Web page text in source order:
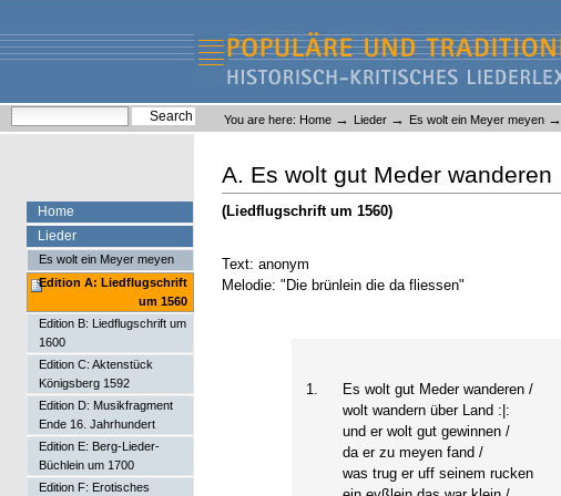
content.
navigation
Liederlexikon
Personal
tools
You are here: Home → Lieder → Es wolt ein Meyer meyen →
A. Es wolt gut Meder wanderen
(Liedflugschrift um 1560)
Text: anonym
Melodie: "Die brünlein die da fliessen"
1.
Es wolt gut Meder wanderen /
wolt wandern über Land :|:
und er wolt gut gewinnen /
da er zu meyen fand /
was trug er uff seinem rucken
Home
Lieder
Es wolt ein Meyer meyen
Edition A: Liedflugschrift
um 1560
Edition B: Liedflugschrift um
1600
Edition C: Aktenstück
Königsberg 1592
Edition D: Musikfragment
Ende 16. Jahrhundert
Edition E: Berg-Lieder-
Büchlein um 1700
Edition F: Erotisches